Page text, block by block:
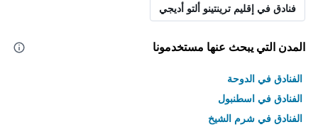
فنادق في إقليم ترينتينو ألتو أديجي
المدن التي يبحث عنها مستخدمونا
الفنادق في الدوحة
الفنادق في اسطنبول
الفنادق في شرم الشيخ